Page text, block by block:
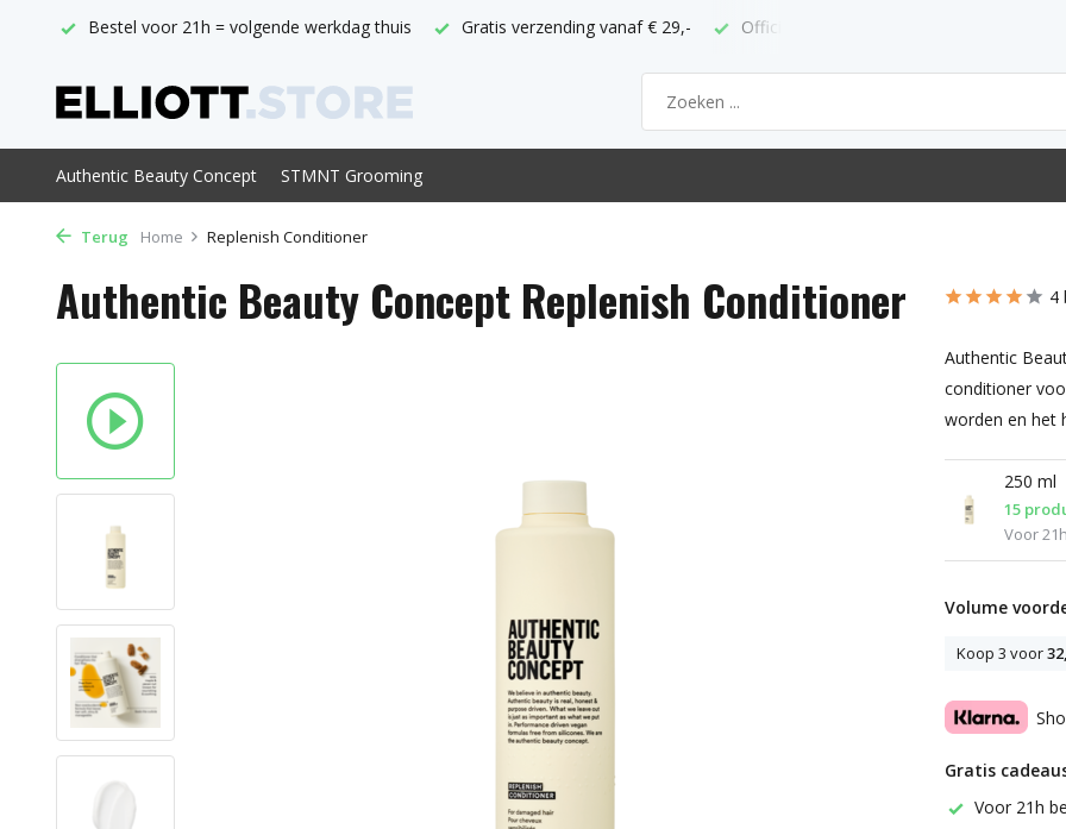
Gratis verzending vanaf € 29,- Officieel ABC verkooppunt Bestel voor 21h = volgende werkdag thuis
Authentic Beauty Concept STMNT Grooming
Terug Home Replenish Conditioner
Authentic Beauty Concept Replenish Conditioner 4
Authentic
conditioner
worden en het
250 ml
15
Voor
Volume
Koop 3 voor
Gratis
Voor 21h